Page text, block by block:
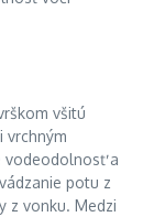
všitú
vrchným
vodeodolnosť a
potu z
z vonku. Medzi